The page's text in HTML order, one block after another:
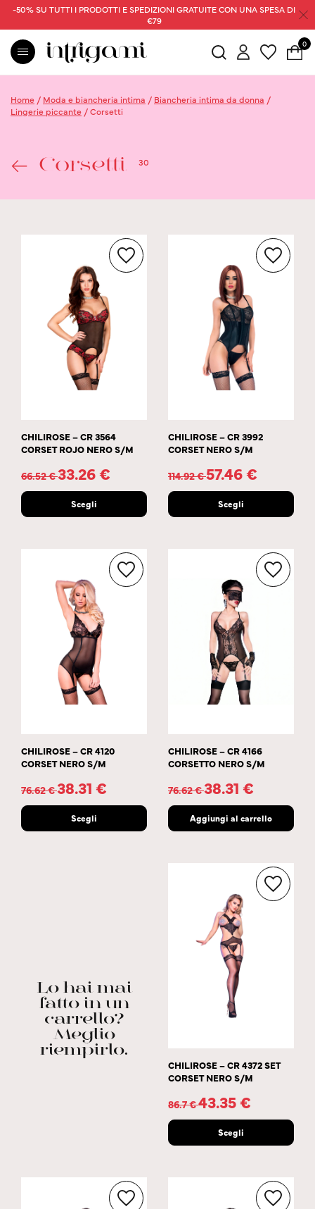
-50% SU TUTTI I PRODOTTI E SPEDIZIONI GRATUITE CON UNA SPESA DI
€79
0
Home / Moda e biancheria intima / Biancheria intima da donna /
Lingerie piccante /Corsetti
Corsetti 30
CHILIROSE – CR 3564
CORSET ROJO NERO S/M
66.52€33.26€
Scegli
CHILIROSE – CR 3992
CORSET NERO S/M
114.92€57.46€
Scegli
CHILIROSE – CR 4120
CORSET NERO S/M
76.62€38.31 €
Scegli
CHILIROSE – CR 4166
CORSETTO NERO S/M
76.62€38.31 €
Aggiungi al carrello
Lo hai mai
fatto in un
carrello?
Meglio
riempirlo.
CHILIROSE – CR 4372 SET
CORSET NERO S/M
86.7€43.35€
Scegli